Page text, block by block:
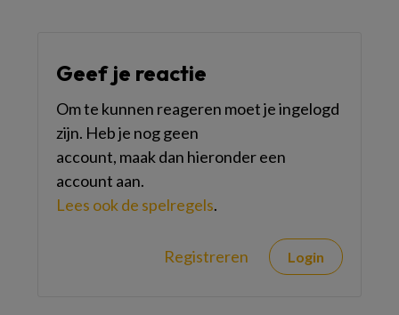
Geef je reactie
Om te kunnen reageren moet je ingelogd
zijn. Heb je nog geen
account, maak dan hieronder een
account aan.
Lees ook de spelregels.
Registreren Login